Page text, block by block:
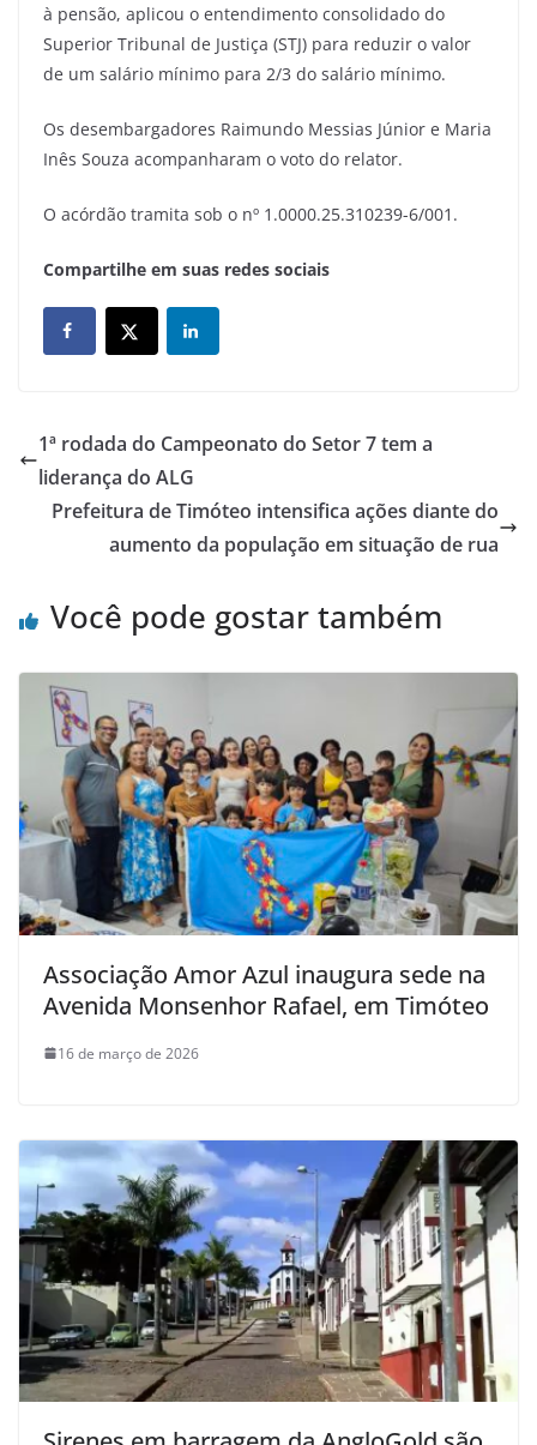
à pensão, aplicou o entendimento consolidado do
Superior Tribunal de Justiça (STJ) para reduzir o valor
de um salário mínimo para 2/3 do salário mínimo.
Os desembargadores Raimundo Messias Júnior e Maria
Inês Souza acompanharam o voto do relator.
O acórdão tramita sob o nº 1.0000.25.310239-6/001.
Compartilhe em suas redes sociais
1ª rodada do Campeonato do Setor 7 tem a
liderança do ALG
Prefeitura de Timóteo intensifica ações diante do
aumento da população em situação de rua
Você pode gostar também
Associação Amor Azul inaugura sede na
Avenida Monsenhor Rafael, em Timóteo
16 de março de 2026